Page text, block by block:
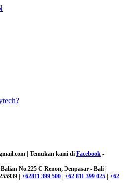
| Temukan kami di Facebook -
No.225 C Renon, Denpasar - Bali |
| +62811 399 500 +62 811 399 025
+62